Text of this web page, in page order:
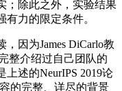
；除此之外，实验结果
力的限定条件。
因为James DiCarlo教
整介绍过自己团队的
述的NeurIPS 2019论
的完整、详尽的背景